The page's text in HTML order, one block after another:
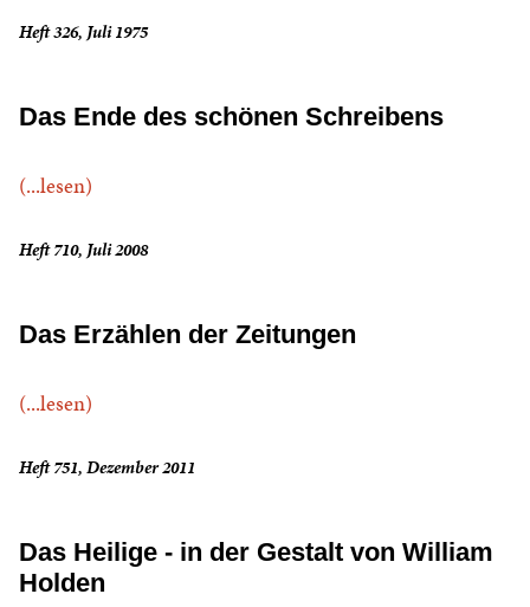
Heft 326, Juli 1975
Das Ende des schönen Schreibens
(...lesen)
Heft 710, Juli 2008
Das Erzählen der Zeitungen
(...lesen)
Heft 751, Dezember 2011
Das Heilige - in der Gestalt von William
Holden